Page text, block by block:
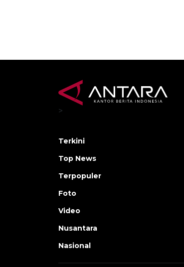
>
Terkini
Top News
Terpopuler
Foto
Video
Nusantara
Nasional